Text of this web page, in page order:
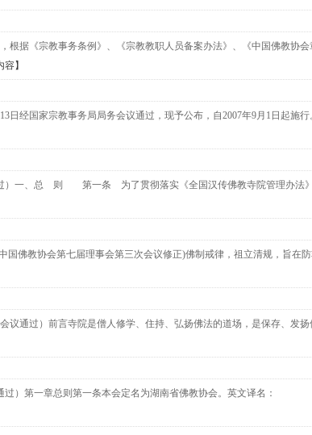
据《宗教事务条例》、《宗教教职人员备案办法》、《中国佛教协
容】
日经国家宗教事务局局务会议通过，现予公布，自2007年9月1日起施
过）一、总 则 第一条 为了贯彻落实《全国汉传佛教寺院管理办法
国佛教协会第七届理事会第三次会议修正)佛制戒律，祖立清规，旨在
议通过）前言寺院是僧人修学、住持、弘扬佛法的道场，是保存、发
）第一章总则第一条本会定名为湖南省佛教协会。英文译名：